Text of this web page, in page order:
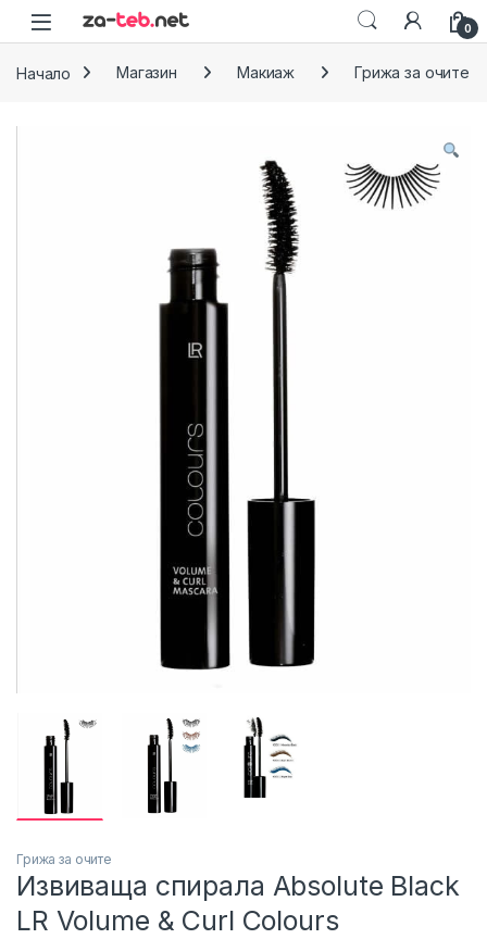
Skip to navigation
Skip to content
0
Начало Магазин Макиаж Грижа за очите
Грижа за очите
Извиваща спирала Absolute Black
LR Volume & Curl Colours